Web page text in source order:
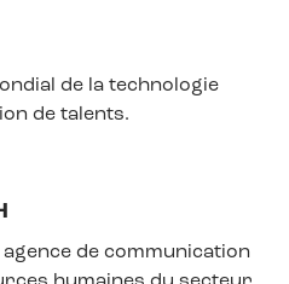
de la technologie
de talents.
de communication